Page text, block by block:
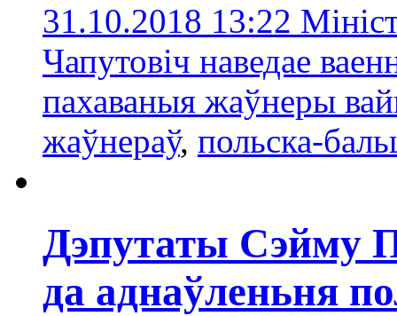
31.10.2018 13:22
Чапутовіч наведае
пахаваныя жаўнеры
жаўнераў, польска-
Дэпутаты Сэйму
да аднаўленьня